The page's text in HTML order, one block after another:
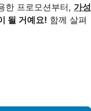
한 프로모션부터, 가성
될 거예요! 함께 살펴